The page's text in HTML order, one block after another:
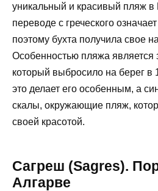
уникальный и красивый пляж
переводе с греческого
поэтому бухта получила свое
Особенностью пляжа является
который выбросило на берег в
это делает его особенным, а
скалы, окружающие пляж,
своей красотой.
Сагреш (Sagres).
Алгарве